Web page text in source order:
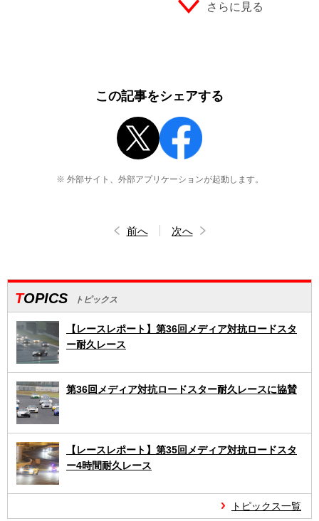
さらに見る
この記事をシェアする
※ 外部サイト、外部アプリケーションが起動します。
前へ 次へ
TOPICS トピックス
【レースレポート】第36回メディア対抗ロードスタ
ー耐久レース
第36回メディア対抗ロードスター耐久レースに協賛
【レースレポート】第35回メディア対抗ロードスタ
ー4時間耐久レース
トピックス一覧